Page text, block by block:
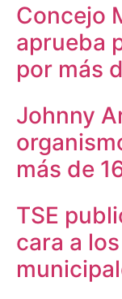
Concejo
aprueba
por más
Johnny
más de
TSE
cara a